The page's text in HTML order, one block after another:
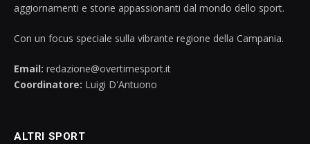
aggiornamenti e storie appassionanti dal mondo dello sport.
Con un focus speciale sulla vibrante regione della Campania.
Email: redazione@overtimesport.it
Coordinatore: Luigi D'Antuono
ALTRI SPORT